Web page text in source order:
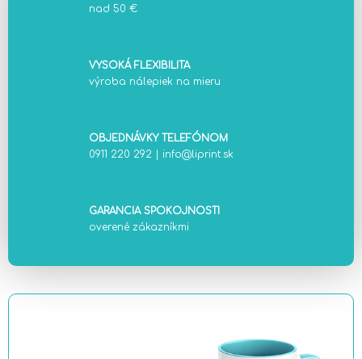
nad 50 €
VYSOKÁ FLEXIBILITA
výroba nálepiek na mieru
OBJEDNÁVKY TELEFÓNOM
0911 220 292
info@liprint.sk
GARANCIA SPOKOJNOSTI
overené zákazníkmi